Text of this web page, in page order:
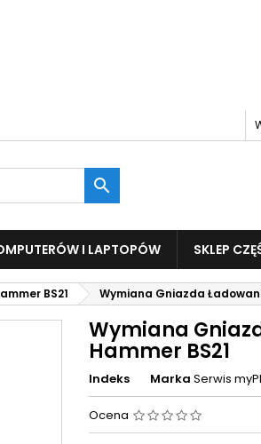

I LAPTOPÓW SKLEP
BS21 Wymiana Gniazda
Wymiana
Hammer BS21
Indeks Marka Serwis
Ocena